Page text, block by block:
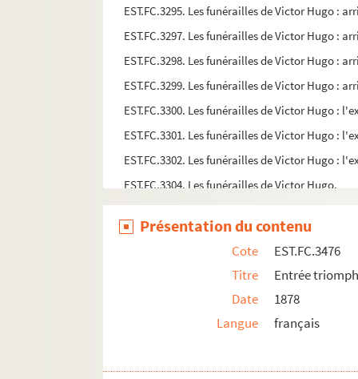
EST.FC.3295. Les funérailles de Victor Hugo :
EST.FC.3297. Les funérailles de Victor Hugo :
EST.FC.3298. Les funérailles de Victor Hugo :
EST.FC.3299. Les funérailles de Victor Hugo :
EST.FC.3300. Les funérailles de Victor Hugo :
EST.FC.3301. Les funérailles de Victor Hugo :
EST.FC.3302. Les funérailles de Victor Hugo :
EST.FC.3304. Les funérailles de Victor Hugo.
EST.FC.3307. Les funérailles de Victor Hugo.
EST.FC.3308. Les funérailles de Victor Hugo.
EST.FC.3316. Les funérailles de Victor Hugo.
EST.FC.3325. Les funérailles de Victor Hugo.
EST.FC.P.257. Les funérailles de Victor Hugo.
EST.FC.3291. Les funérailles de Victor Hugo
Présentation du contenu
Cote
EST.FC.3476
Titre
Entrée
Date
1878
Langue
français